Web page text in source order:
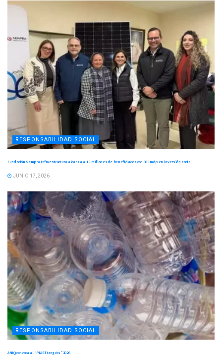
RESPONSABILIDAD SOCIAL
Fundación Sempra Infraestructura alcanza a 1.1 millones de beneficiados con 335 mdp en inversión social
JUNIO 17, 2026
RESPONSABILIDAD SOCIAL
ANIQ convoca al “PLASTianguis” 2026